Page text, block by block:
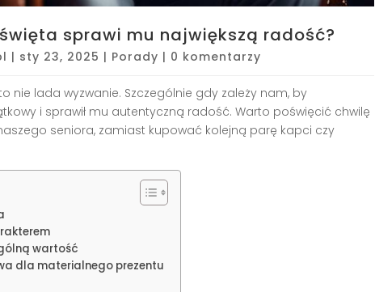
sprawi mu największą radość?
| sty 23, 2025 | Porady | 0 komentarzy
nie lada wyzwanie. Szczególnie gdy zależy nam, by
i sprawił mu autentyczną radość. Warto poświęcić chwilę
seniora, zamiast kupować kolejną parę kapci czy
wartość
dla materialnego prezentu